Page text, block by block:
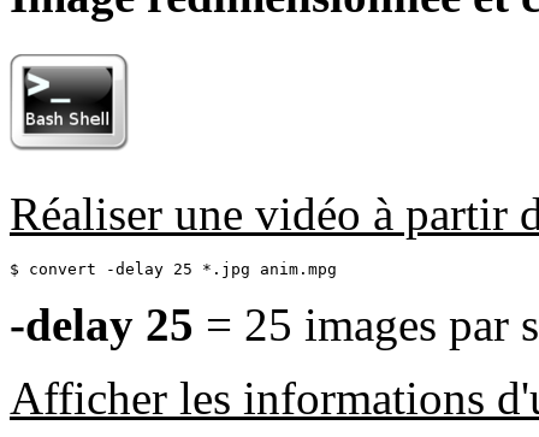
Réaliser une vidéo à partir
$ convert -delay 25 *.jpg anim.mpg
-delay 25 = 25 images par
Afficher les informations